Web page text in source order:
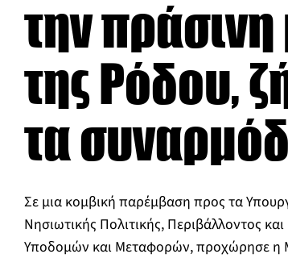
την
της Ρόδου,
τα
Σε μια κομβική παρέμβαση προς τα
Νησιωτικής Πολιτικής, Περιβάλλοντος και
Υποδομών και Μεταφορών, προχώρησε η